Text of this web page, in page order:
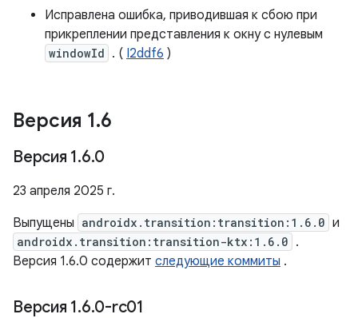
Исправлена ​​ошибка, приводившая к сбою при
прикреплении представления к окну с нулевым
windowId . ( I2ddf6 )
Версия 1.6
Версия 1.6.0
23 апреля 2025 г.
Выпущены androidx.transition:transition:1.6.0 и
androidx.transition:transition-ktx:1.6.0 .
Версия 1.6.0 содержит следующие коммиты .
Версия 1.6.0-rc01